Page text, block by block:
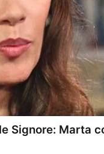
Signore: Marta